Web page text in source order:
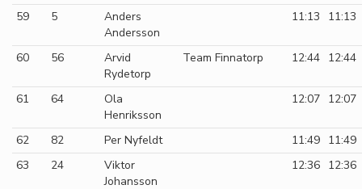
59 5
Anders
Andersson
11:13 11:13
60 56
Arvid
Rydetorp
Team Finnatorp 12:44 12:44
61 64
Ola
Henriksson
12:07 12:07
62 82 Per Nyfeldt 11:49 11:49
63
24
Viktor
Johansson
12:36 12:36